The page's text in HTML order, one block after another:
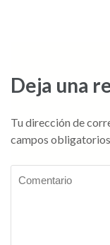
Deja una
Tu dirección de
campos